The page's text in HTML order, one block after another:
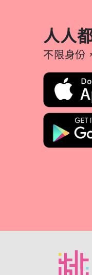
人人
不限身份